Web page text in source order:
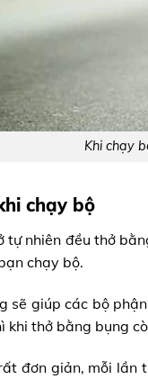
Khi chạy
chạy bộ
tự nhiên đều thở
chạy bộ.
sẽ giúp các bộ
khi thở bằng bụng
đơn giản, mỗi